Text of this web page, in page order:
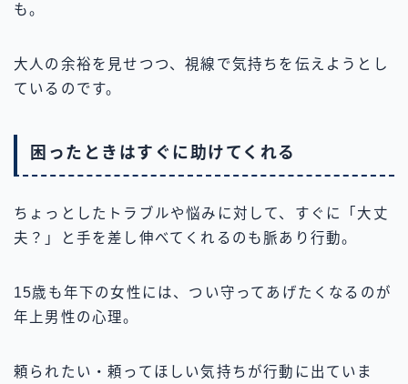
も。
大人の余裕を見せつつ、視線で気持ちを伝えようとし
ているのです。
困ったときはすぐに助けてくれる
ちょっとしたトラブルや悩みに対して、すぐに「大丈
夫？」と手を差し伸べてくれるのも脈あり行動。
15歳も年下の女性には、つい守ってあげたくなるのが
年上男性の心理。
頼られたい・頼ってほしい気持ちが行動に出ていま